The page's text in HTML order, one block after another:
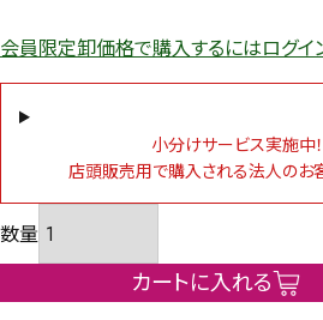
会員限定卸価格で購入するにはログイ
小分けサービス実施中！
店頭販売用で購入される法人のお
カートに入れる